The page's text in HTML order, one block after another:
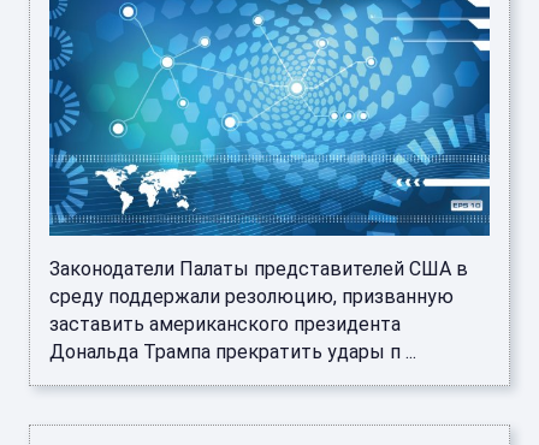
Законодатели Палаты представителей США в
среду поддержали резолюцию, призванную
заставить американского президента
Дональда Трампа прекратить удары п ...